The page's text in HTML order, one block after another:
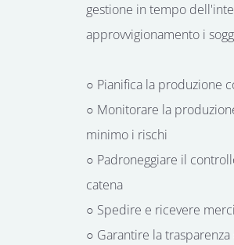
gestione in tempo
approvvigionamento i
○ Pianifica la produzione
○ Monitorare la
minimo i rischi
○ Padroneggiare il
catena
○ Spedire e ricevere merci
○ Garantire la